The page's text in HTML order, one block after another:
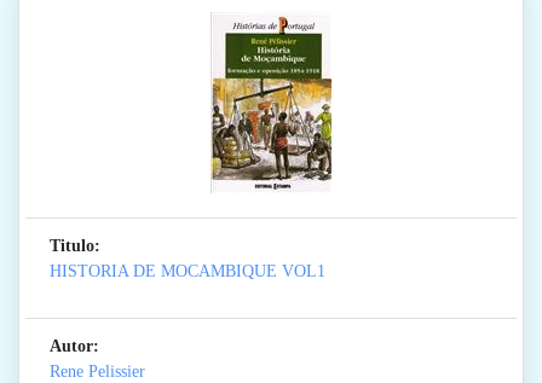
Titulo:
HISTORIA DE MOCAMBIQUE VOL1
Autor:
Rene Pelissier